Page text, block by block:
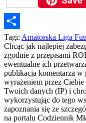
Podziel
się
Tagi: Amatorska Liga
Chcąc jak najlepiej
zgodnie z przepisami
ewentualne ich
publikacja komentarza
wyrażeniem przez
Twoich danych (IP) i
wykorzystując do tego
zapoznania się ze
na portalu Codziennik